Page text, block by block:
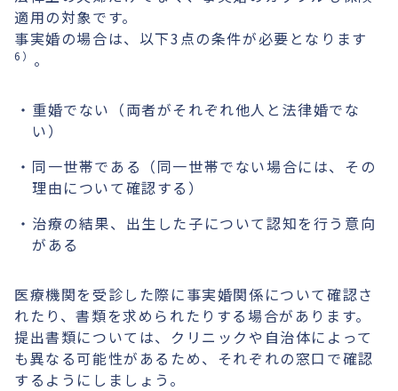
適用の対象です。
事実婚の場合は、以下3点の条件が必要となります
6） 。
重婚でない（両者がそれぞれ他人と法律婚でな
い）
同一世帯である（同一世帯でない場合には、その
理由について確認する）
治療の結果、出生した子について認知を行う意向
がある
医療機関を受診した際に事実婚関係について確認さ
れたり、書類を求められたりする場合があります。
提出書類については、クリニックや自治体によって
も異なる可能性があるため、それぞれの窓口で確認
するようにしましょう。